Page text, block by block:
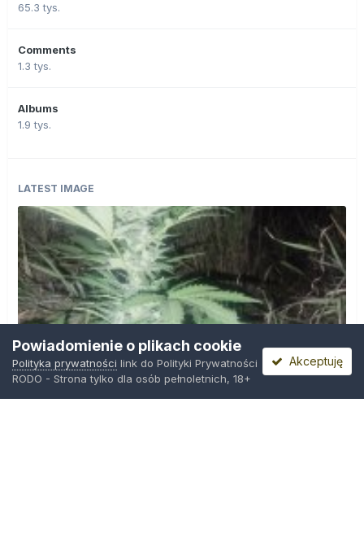
65.3 tys.
Comments
1.3 tys.
Albums
1.9 tys.
LATEST IMAGE
Powiadomienie o plikach cookie
Polityka prywatności link do Polityki Prywatności
RODO - Strona tylko dla osób pełnoletnich, 18+
Akceptuję